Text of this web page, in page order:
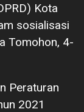
Kota
sosialisasi
Tomohon, 4-
Peraturan
2021